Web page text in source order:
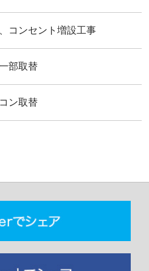
コンセント増設工事
部取替
ン取替